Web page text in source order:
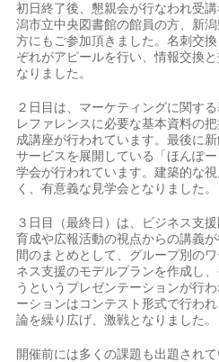
初日終了後、懇親会が行なわれ受
潟市立中央図書館の館員の方、新
方にもご参加頂きました。名刺交
ぞれがアピールを行い、情報交換
なりました。
２日目は、マーケティングに関す
レファレンスに必要な基本資料の
成講座が行われています。最後に
サービスを展開している「ほんぽ
学会が行われています。建築的な
く、有意義な見学会となりました。
３日目（最終日）は、ビジネス支
育成や広報活動の視点からの講義
間のまとめとして、グループ別の
ネス支援のモデルプランを作成し
うというプレゼンテーションが行
ーションはコンテスト形式で行わ
論を繰り広げ、激戦となりました。
開催前には多くの課題も出題され